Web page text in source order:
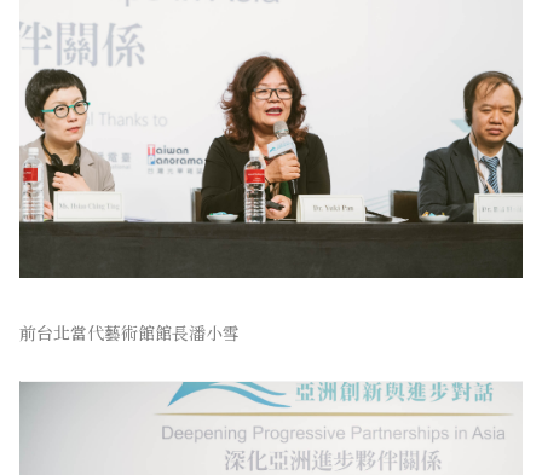
前台北當代藝術館館長潘小雪